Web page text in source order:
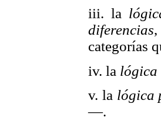
iii. la
diferencias
categorías
iv. la lógica
v. la lógica
—.